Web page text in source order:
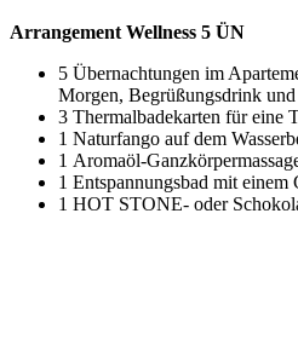
Arrangement Wellness 5 ÜN
5 Übernachtungen im
Morgen, Begrüßungsdrink
3 Thermalbadekarten für eine
1 Naturfango auf dem
1 Aromaöl-
1 Entspannungsbad mit einem
1 HOT STONE- oder